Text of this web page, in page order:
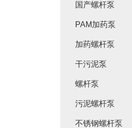
国产螺杆泵
PAM加药泵
加药螺杆泵
干污泥泵
螺杆泵
污泥螺杆泵
不锈钢螺杆泵